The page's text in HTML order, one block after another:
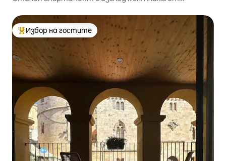
Най-популярен избор на гостите
Избор на гостите